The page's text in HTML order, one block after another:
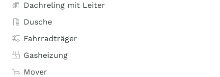
Dachreling mit Leiter
Dusche
Fahrradträger
Gasheizung
Mover